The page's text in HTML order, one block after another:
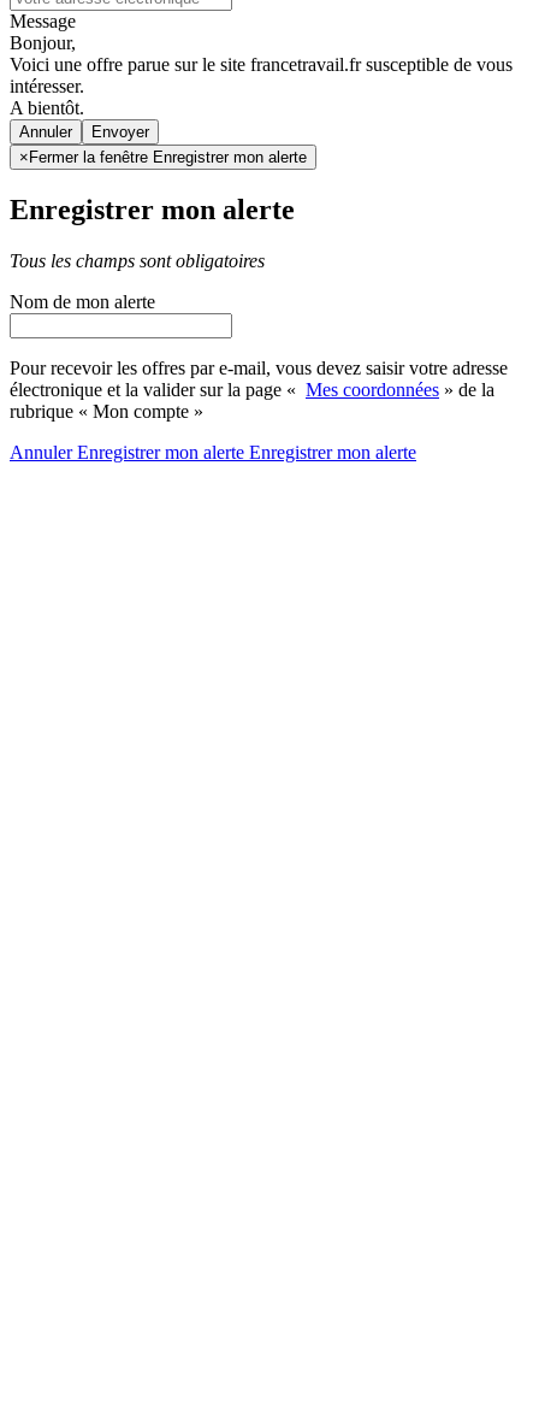
Message
Bonjour,
Voici une offre parue sur le site francetravail.fr susceptible de vous
intéresser.
A bientôt.
Annuler
× Fermer la fenêtre Enregistrer mon alerte
Enregistrer mon alerte
Tous les champs sont obligatoires
Nom de mon alerte
Pour recevoir les offres par e-mail, vous devez saisir votre adresse
électronique et la valider sur la page « Mes coordonnées » de la
rubrique « Mon compte »
AnnulerEnregistrer mon alerte Enregistrermon alerte